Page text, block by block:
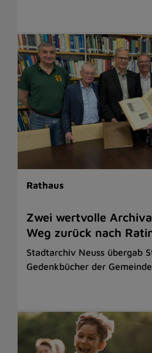
Rathaus
Zwei wertvolle
Weg zurück nach
Stadtarchiv Neuss übergab
Gedenkbücher der